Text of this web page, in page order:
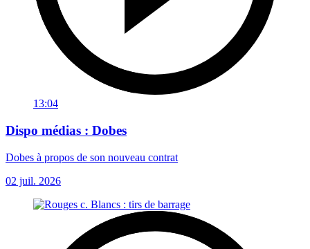
13:04
Dispo médias : Dobes
Dobes à propos de son nouveau contrat
02 juil. 2026